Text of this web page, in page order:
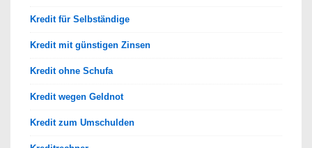
Kredit für Selbständige
Kredit mit günstigen Zinsen
Kredit ohne Schufa
Kredit wegen Geldnot
Kredit zum Umschulden